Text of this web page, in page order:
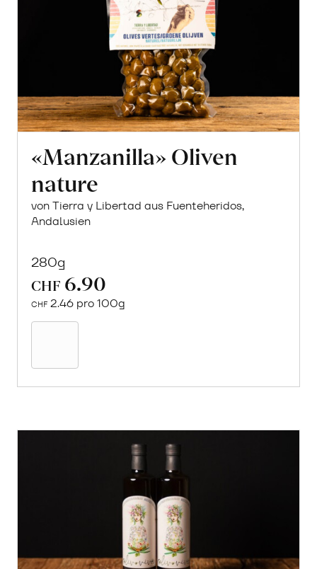
«Manzanilla» Oliven
nature
von Tierra y Libertad aus Fuenteheridos,
Andalusien
280g
CHF 6.90
CHF 2.46 pro 100g